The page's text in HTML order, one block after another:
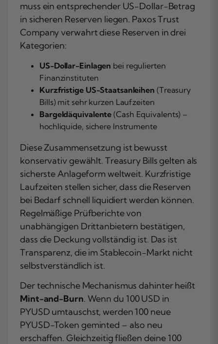
muss ein entsprechender US-Dollar-Betrag
in sicheren Reserven liegen. Paxos Trust
Company verwahrt diese Reserven in drei
Kategorien:
US-Dollar-Einlagen bei regulierten
Finanzinstituten
Kurzfristige US-Staatsanleihen (Treasury
Bills) mit sehr kurzen Laufzeiten
Bargeldäquivalente (Cash Equivalents) –
hochliquide, sichere Instrumente
Diese Zusammensetzung ist bewusst
konservativ gewählt. Treasury Bills gelten als
sicherste Anlageform weltweit. Kurzfristige
Laufzeiten stellen sicher, dass die Reserven
bei Bedarf schnell liquidiert werden können.
Regelmäßige Prüfberichte von
unabhängigen Drittanbietern bestätigen,
dass die Deckung vollständig ist. Das ist
Transparenz, die im Stablecoin-Markt nicht
selbstverständlich ist.
Der technische Mechanismus dahinter heißt
Mint-and-Burn. Wenn du 100 USD in
PYUSD umtauschst, werden 100 neue
PYUSD-Token geminted – also neu
erschaffen. Gleichzeitig fließen deine 100